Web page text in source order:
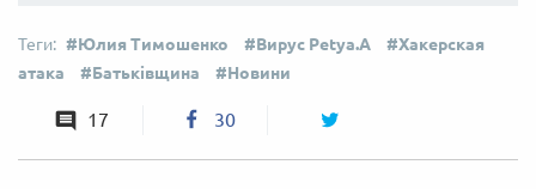
Юлия Тимошенко Вирус Petya.A
Хакерская
атака
Батьківщина Новини
17 30